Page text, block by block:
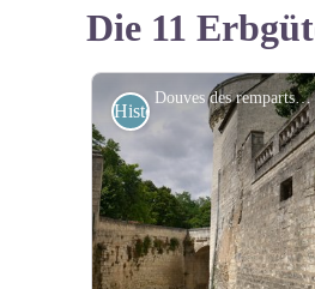
Die 11
Douves des remparts de Candes-Saint-Martin - Amis saint Colomban
Historisch